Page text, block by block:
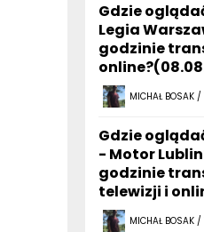
Gdzie
Legia
godzinie
MICHAŁ BOSAK
Gdzie
- Motor
godzinie
telewizji i
MICHAŁ BOSAK